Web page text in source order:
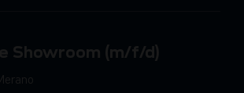
Showroom (m/f/d)